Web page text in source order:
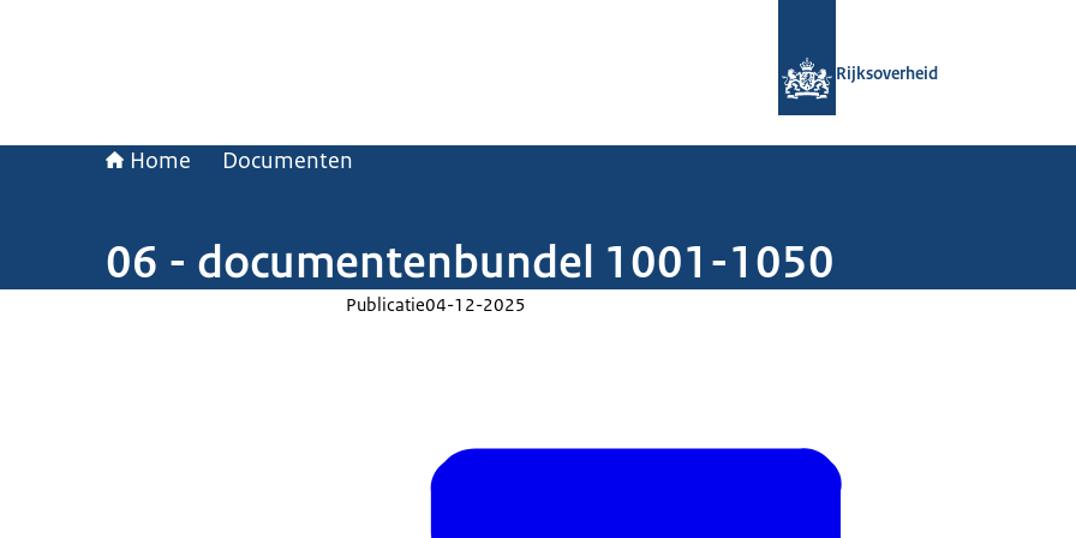
Rijksoverheid
Home Documenten
06 - documentenbundel 1001-1050
Publicatie04-12-2025